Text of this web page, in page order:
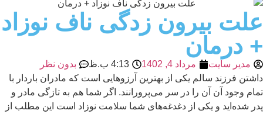
علت بیرون زدگی ناف نوزاد
+ درمان
مدیر سایت مرداد 4, 1402 4:13 ب.ظ
بدون نظر
داشتن فرزند سالم یکی از بهترین آرزوهایی است که مادران باردار با
تمام وجود آن آن را در سر می‌پرورانند. اگر شما هم به تازگی مادر و
پدر شده‌اید و یکی از دغدغه‌های شما سلامت نوزاد است این مطلب از